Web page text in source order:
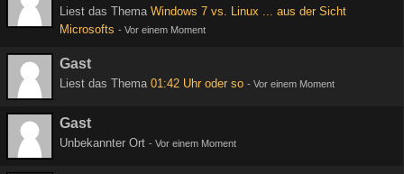
Liest das Thema Windows 7 vs. Linux ... aus der Sicht
Microsofts - Vor einem Moment
Gast
Liest das Thema 01:42 Uhr oder so - Vor einem Moment
Gast
Unbekannter Ort - Vor einem Moment